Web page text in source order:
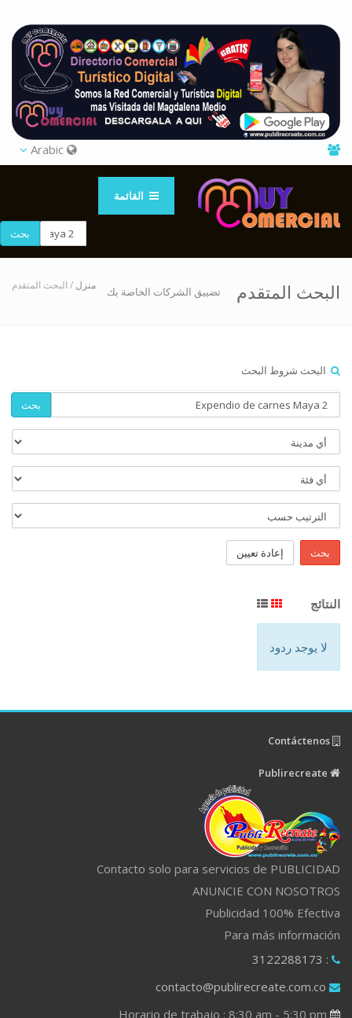
القائمة
بحث
البحث المتقدم تضييق الشركات الخاصة بك منزل / البحث المتقدم
البحث شروط البحث
بحث
بحث إعادة تعيين
النتائج
لا يوجد ردود
Contacto solo para servicios de PUBLICIDAD
ANUNCIE CON NOSOTROS
Publicidad 100% Efectiva
Para más información
: 3122288173
contacto@publirecreate.com.co